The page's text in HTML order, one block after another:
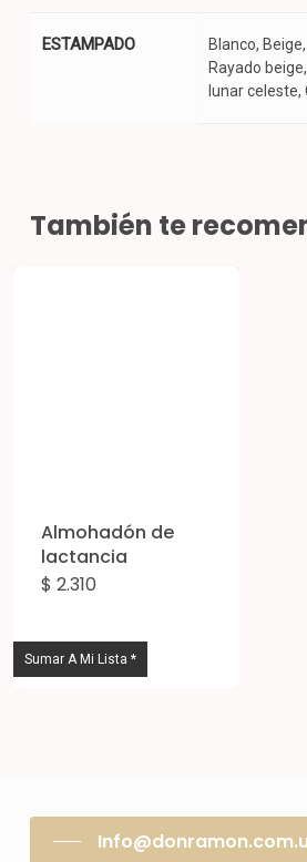
ESTAMPADO
Blanco,
Rayado
lunar celeste,
También te
Almohadón de
lactancia
$ 2.310
se
pueden
Sumar A Mi Lista *